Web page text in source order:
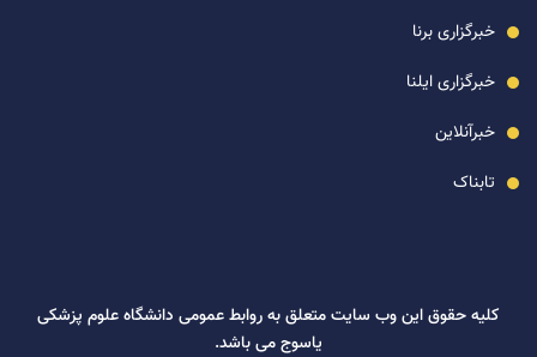
خبرگزاری برنا
خبرگزاری ایلنا
خبرآنلاین
تابناک
کلیه حقوق این وب سایت متعلق به روابط عمومی دانشگاه علوم پزشکی
یاسوج می باشد.